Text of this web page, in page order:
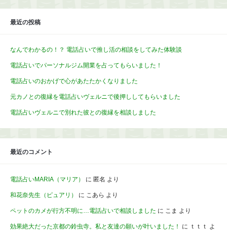
最近の投稿
なんでわかるの！？ 電話占いで推し活の相談をしてみた体験談
電話占いでパーソナルジム開業を占ってもらいました！
電話占いのおかげで心があたたかくなりました
元カノとの復縁を電話占いヴェルニで後押ししてもらいました
電話占いヴェルニで別れた彼との復縁を相談しました
最近のコメント
電話占いMARIA（マリア） に 匿名 より
和花奈先生（ピュアリ） に こあら より
ペットのカメが行方不明に…電話占いで相談しました に こま より
効果絶大だった京都の鈴虫寺。私と友達の願いが叶いました！ に ｔｔｔ よ